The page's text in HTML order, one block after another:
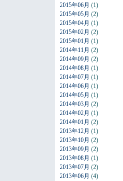
2015年06月 (1)
2015年05月 (2)
2015年04月 (1)
2015年02月 (2)
2015年01月 (1)
2014年11月 (2)
2014年09月 (2)
2014年08月 (1)
2014年07月 (1)
2014年06月 (1)
2014年05月 (1)
2014年03月 (2)
2014年02月 (1)
2014年01月 (2)
2013年12月 (1)
2013年10月 (2)
2013年09月 (2)
2013年08月 (1)
2013年07月 (2)
2013年06月 (4)